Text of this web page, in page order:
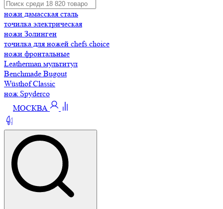
ножи дамасская сталь
точилка электрическая
ножи Золинген
точилка для ножей chefs choice
ножи фронтальные
Leatherman мультитул
Benchmade Bugout
Wüsthof Classic
нож Spyderco
МОСКВА